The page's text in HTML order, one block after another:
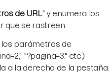
de URL" y enumera los
que se rastreen.
los parámetros de
"?pagina=3," etc.)
a la derecha de la pestaña.